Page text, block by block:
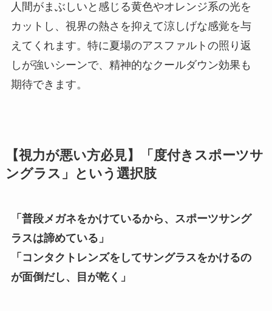
人間がまぶしいと感じる黄色やオレンジ系の光を
カットし、視界の熱さを抑えて涼しげな感覚を与
えてくれます。特に夏場のアスファルトの照り返
しが強いシーンで、精神的なクールダウン効果も
期待できます。
【視力が悪い方必見】「度付きスポーツサ
ングラス」という選択肢
「普段メガネをかけているから、スポーツサング
ラスは諦めている」
「コンタクトレンズをしてサングラスをかけるの
が面倒だし、目が乾く」